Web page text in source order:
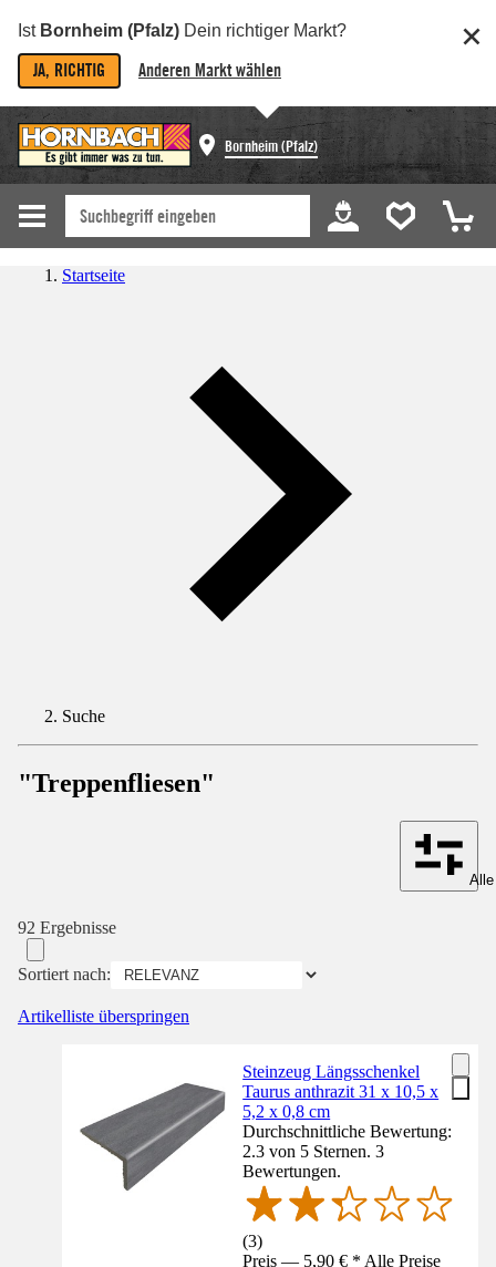
Ist Bornheim (Pfalz) Dein richtiger Markt?
JA, RICHTIG Anderen Markt wählen
Bornheim (Pfalz)
Startseite
Suche
"Treppenfliesen"
92 Ergebnisse
Sortiert nach:
Artikelliste überspringen
Steinzeug Längsschenkel
Taurus anthrazit 31 x 10,5 x
5,2 x 0,8 cm
Durchschnittliche Bewertung:
2.3 von 5 Sternen. 3
Bewertungen.
(3)
Preis — 5,90 € * Alle Preise